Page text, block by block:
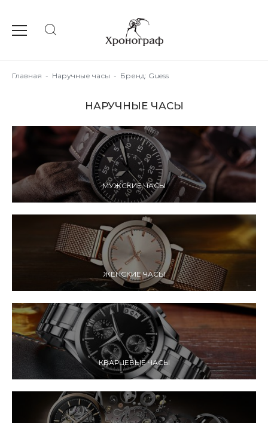
Главная - Наручные часы - Бренд: Guess
НАРУЧНЫЕ ЧАСЫ
МУЖСКИЕ ЧАСЫ
ЖЕНСКИЕ ЧАСЫ
КВАРЦЕВЫЕ ЧАСЫ